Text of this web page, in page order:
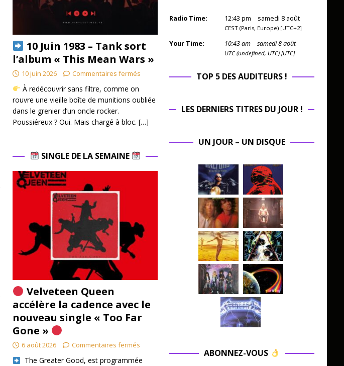
10 Juin 1983 – Tank sort
l’album « This Mean Wars »
10 juin 2026 Commentaires fermés
À redécouvrir sans filtre, comme on
rouvre une vieille boîte de munitions oubliée
dans le grenier d’un oncle rocker.
Poussiéreux ? Oui. Mais chargé à bloc. […]
SINGLE DE LA SEMAINE
Velveteen Queen
accélère la cadence avec le
nouveau single « Too Far
Gone »
6 août 2026 Commentaires fermés
​ The Greater Good, est programmée
Radio Time: 12:44 pm samedi 8 août
CEST (Paris, Europe) [UTC+2]
Your Time: 10:44am samedi 8 août
UTC (undefined, UTC) [UTC]
TOP 5 DES AUDITEURS !
LES DERNIERS TITRES DU JOUR !
UN JOUR – UN DISQUE
ABONNEZ-VOUS